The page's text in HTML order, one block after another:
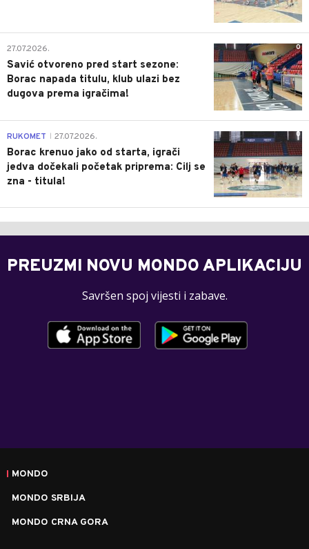
0
27.07.2026.
Savić otvoreno pred start sezone:
Borac napada titulu, klub ulazi bez
dugova prema igračima!
0
RUKOMET 27.07.2026.
Borac krenuo jako od starta, igrači
jedva dočekali početak priprema: Cilj se
zna - titula!
PREUZMI NOVU MONDO APLIKACIJU
Savršen spoj vijesti i zabave.
MONDO
MONDO SRBIJA
MONDO CRNA GORA